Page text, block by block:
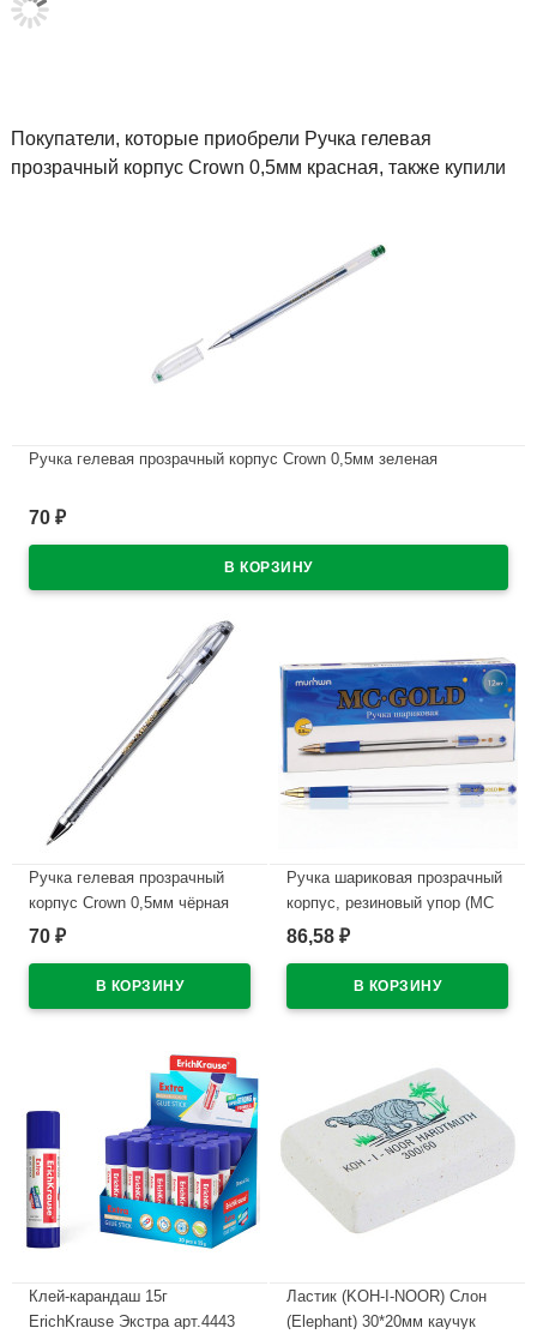
Покупатели, которые приобрели Ручка гелевая
прозрачный корпус Crown 0,5мм красная, также купили
Ручка гелевая прозрачный корпус Crown 0,5мм зеленая
70 ₽
Ручка гелевая прозрачный
корпус Crown 0,5мм чёрная
В наличии
70 ₽
Ручка шариковая прозрачный
корпус, резиновый упор (MC
Gold) синий, 0,5мм, масло
86,58 ₽
Клей-карандаш 15г
ErichKrause Экстра арт.4443
Ластик (KOH-I-NOOR) Слон
(Elephant) 30*20мм каучук